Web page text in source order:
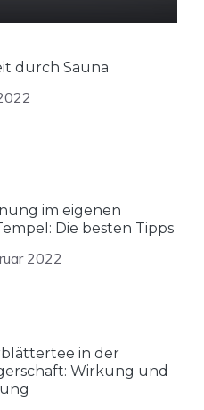
durch Sauna
im eigenen
Die besten Tipps
2022
in der
Wirkung und